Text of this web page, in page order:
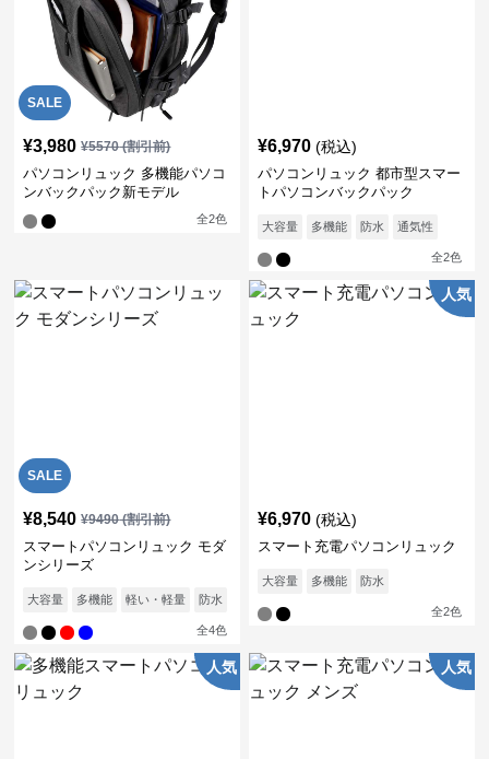
SALE
¥3,980 ¥5570(割引前)
パソコンリュック 多機能パソコ
ンバックパック新モデル
全2色
¥6,970 (税込)
パソコンリュック 都市型スマー
トパソコンバックパック
大容量 多機能 防水 通気性
全2色
SALE
¥8,540 ¥9490(割引前)
スマートパソコンリュック モダ
ンシリーズ
大容量 多機能 軽い・軽量 防水
全4色
人気
¥6,970 (税込)
スマート充電パソコンリュック
大容量 多機能 防水
全2色
人気 人気